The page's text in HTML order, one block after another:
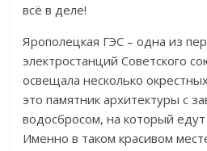
всё в деле!
Ярополецкая ГЭС – одна из
электростанций Советского
освещала несколько
это памятник архитектуры с
водосбросом, на который
Именно в таком красивом